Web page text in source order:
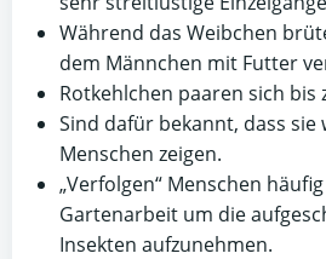
Während das Weibchen
dem Männchen mit Futter
Rotkehlchen paaren sich bis
Sind dafür bekannt, dass sie
Menschen zeigen.
„Verfolgen“ Menschen
Gartenarbeit um die
Insekten aufzunehmen.